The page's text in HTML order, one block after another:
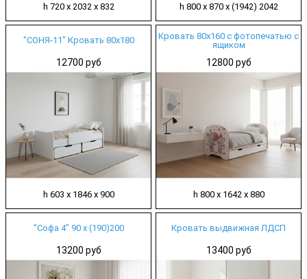
h 720 х 2032 х 832 h 800 х 870 х (1942) 2042
"СОНЯ-11" Кровать 80х180
12700 руб
h 603 х 1846 х 900
Кровать 80х160 с фотопечатью с
ящиком
12800 руб
h 800 х 1642 х 880
"Софа 4" 90 х (190)200
13200 руб
Кровать выдвижная ЛДСП
13400 руб